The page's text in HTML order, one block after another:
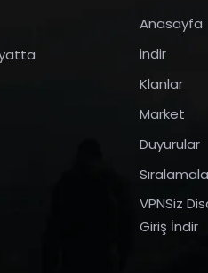
Anasayfa
indir
Klanlar
Market
Duyurular
VPNSiz
Giriş İndir